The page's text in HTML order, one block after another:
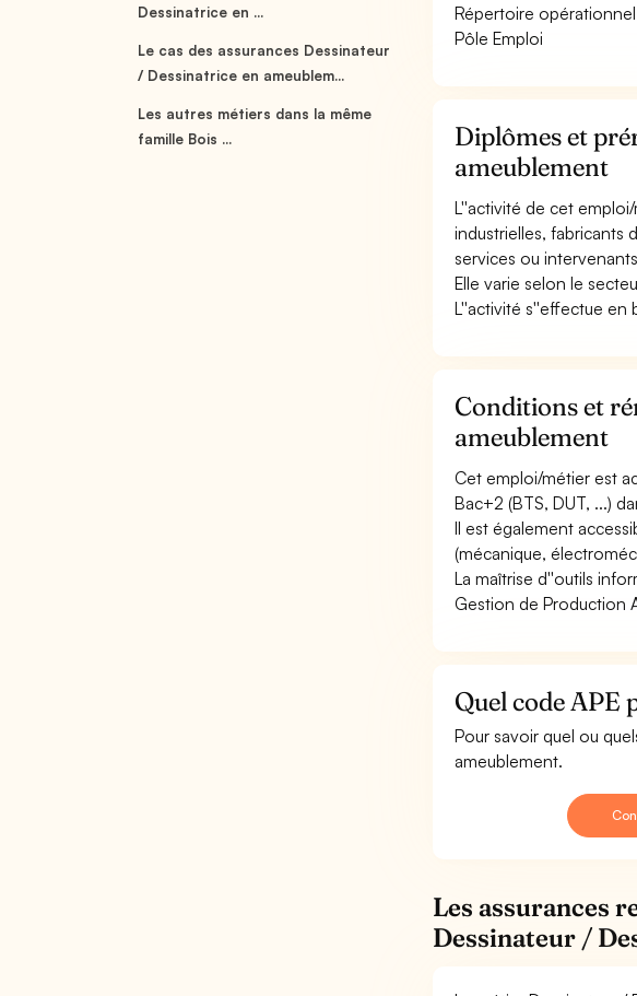
Dessinatrice en ...
Le cas des assurances Dessinateur
/ Dessinatrice en ameublem...
Les autres métiers dans la même
famille Bois ...
Répertoire
Pôle Emploi
Diplômes et
ameublement
L''activité de cet
industrielles, fabricants
services ou
Elle varie selon le
L''activité s''effectue en
Conditions et
ameublement
Cet emploi/métier est
Bac+2 (BTS, DUT, ...)
Il est également
(mécanique,
La maîtrise d''outils
Gestion de Production
Quel code APE
Pour savoir quel ou
ameublement.
Les assurances
Dessinateur /